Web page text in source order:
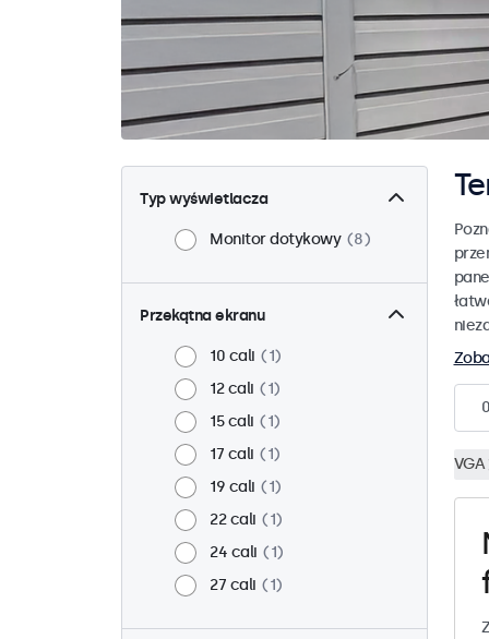
Typ wyświetlacza
Monitor dotykowy 8
Przekątna ekranu
10 cali
1
12 cali
1
15 cali
1
17 cali
1
19 cali
1
22 cali
1
24 cali
1
27 cali
1
0
VGA